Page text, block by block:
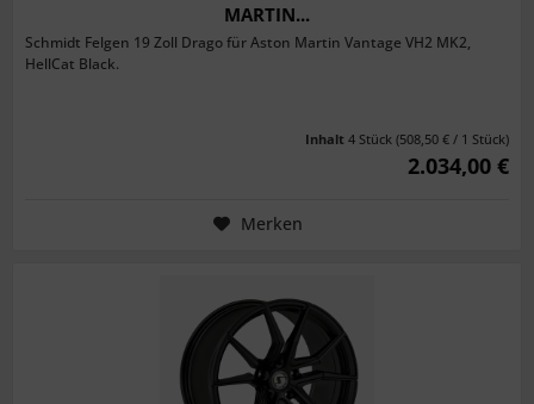
MARTIN...
Schmidt Felgen 19 Zoll Drago für Aston Martin Vantage VH2 MK2,
HellCat Black.
Inhalt 4 Stück (508,50 € / 1 Stück)
2.034,00 €
Merken